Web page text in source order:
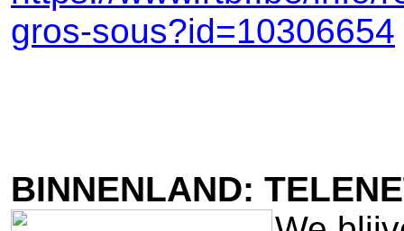
gros-sous?id=10306654
BINNENLAND: